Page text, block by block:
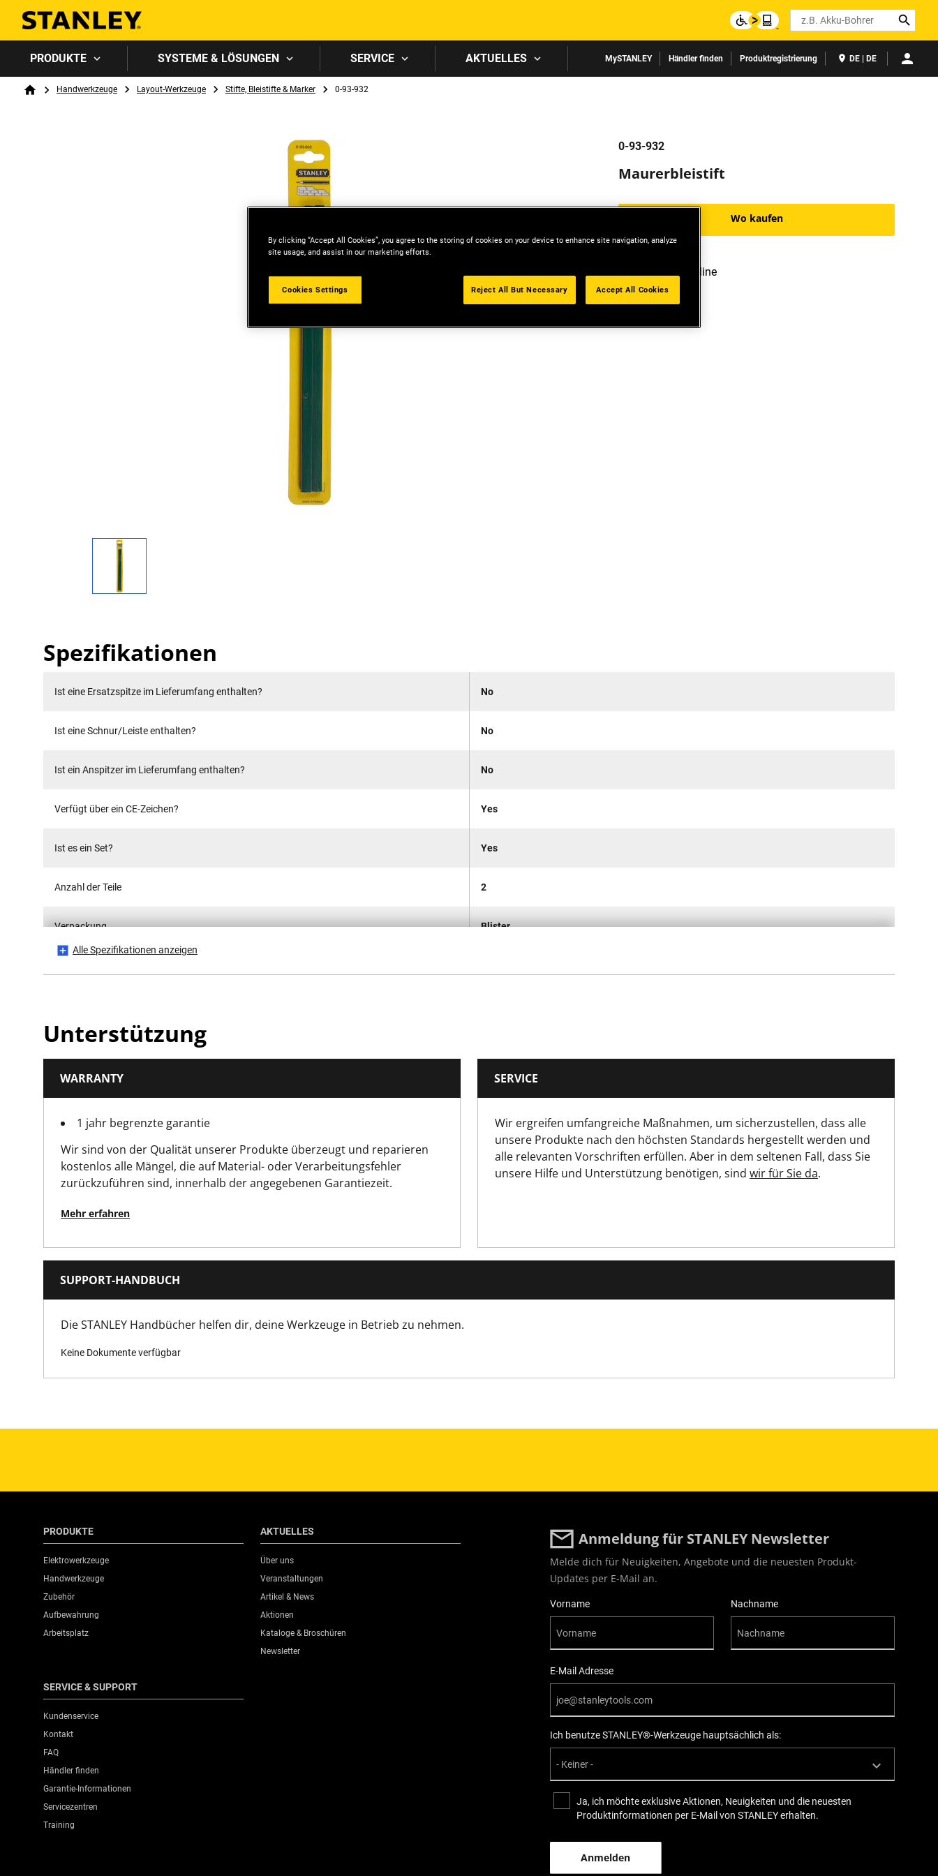
Search
PRODUKTE SYSTEME & LÖSUNGEN SERVICE AKTUELLES MySTANLEY Händler finden Produktregistrierung DE | DE
Breadcrumb
HomeHandwerkzeuge Layout-Werkzeuge Stifte, Bleistifte & Marker 0-93-932
0-93-932
Maurerbleistift
Wo kaufen
Grün: Harte Mine
Spezifikationen
Ist eine Ersatzspitze im Lieferumfang enthalten? No
Ist eine Schnur/Leiste enthalten? No
Ist ein Anspitzer im Lieferumfang enthalten? No
Verfügt über ein CE-Zeichen? Yes
Ist es ein Set? Yes
Anzahl der Teile 2
Verpackung Blister
Produkthöhe [mm]
Produktlänge [mm] 270
Bruttogewicht des Produkts [kg] 0.03
Produktgewicht [kg] 0.03
Alle Spezifikationen anzeigen
Unterstützung
WARRANTY
1 jahr begrenzte garantie
Wir sind von der Qualität unserer Produkte überzeugt und reparieren
kostenlos alle Mängel, die auf Material- oder Verarbeitungsfehler
zurückzuführen sind, innerhalb der angegebenen Garantiezeit.
Mehr erfahren
SERVICE
Wir ergreifen umfangreiche Maßnahmen, um sicherzustellen, dass alle
unsere Produkte nach den höchsten Standards hergestellt werden und
alle relevanten Vorschriften erfüllen. Aber in dem seltenen Fall, dass Sie
unsere Hilfe und Unterstützung benötigen, sind wir für Sie da.
SUPPORT-HANDBUCH
Die STANLEY Handbücher helfen dir, deine Werkzeuge in Betrieb zu nehmen.
Keine Dokumente verfügbar
PRODUKTE
Elektrowerkzeuge
Handwerkzeuge
Zubehör
Aufbewahrung
Arbeitsplatz
AKTUELLES
Über uns
Veranstaltungen
Artikel & News
Aktionen
Kataloge & Broschüren
Newsletter
SERVICE & SUPPORT
Kundenservice
Kontakt
FAQ
Händler finden
Garantie-Informationen
Servicezentren
Training
Anmeldung für STANLEY Newsletter
Melde dich für Neuigkeiten, Angebote und die neuesten Produkt-
Updates per E-Mail an.
User Details
Vorname Nachname
E-Mail Adresse
Ich benutze STANLEY®-Werkzeuge hauptsächlich als:
Ja, ich möchte exklusive Aktionen, Neuigkeiten und die neuesten
Produktinformationen per E-Mail von STANLEY erhalten.
By clicking “Accept All Cookies”, you agree to the storing of cookies on your device to enhance site navigation, analyze
site usage, and assist in our marketing efforts.
Cookies Settings Reject All But Necessary Accept All Cookies